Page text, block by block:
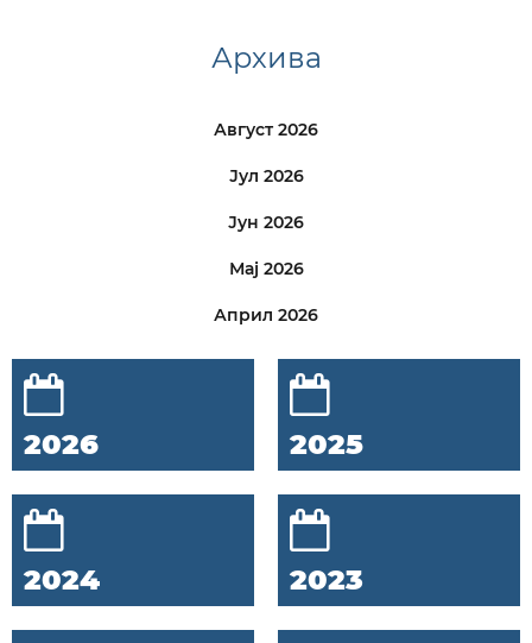
Архива
Август 2026
Јул 2026
Јун 2026
Мај 2026
Април 2026
2026 2025
2024 2023